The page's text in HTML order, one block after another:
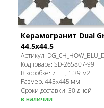
Керамогранит Dual
44,5x44,5
Артикул:
Код товара: SD-265807-99
В коробке: 7 шт, 1.39 м2
Размер: 445x445 мм
Сроки доставки: 30 дней
в наличии